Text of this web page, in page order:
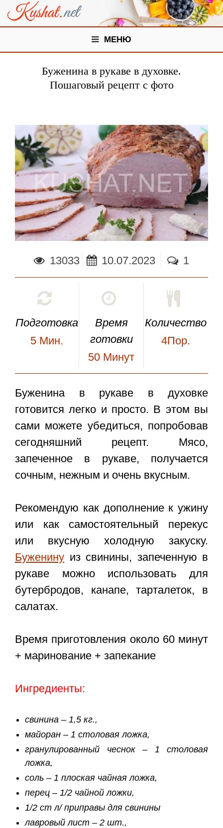
МЕНЮ
Буженина в рукаве в духовке.
Пошаговый рецепт с фото
13033 10.07.2023 1
Подготовка
5 Мин.
Время
готовки
50 Минут
Количество
4Пор.
Буженина в рукаве в духовке
готовится легко и просто. В этом вы
сами можете убедиться, попробовав
сегодняшний рецепт. Мясо,
запеченное в рукаве, получается
сочным, нежным и очень вкусным.
Рекомендую как дополнение к ужину
или как самостоятельный перекус
или вкусную холодную закуску.
Буженину из свинины, запеченную в
рукаве можно использовать для
бутербродов, канапе, тарталеток, в
салатах.
Время приготовления около 60 минут
+ маринование + запекание
Ингредиенты:
свинина – 1,5 кг.,
майоран – 1 столовая ложка,
гранулированный чеснок – 1 столовая
ложка,
соль – 1 плоская чайная ложка,
перец – 1/2 чайной ложки,
1/2 ст л/ приправы для свинины
лавровый лист – 2 шт.,